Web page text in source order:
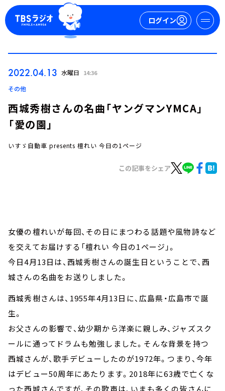
ログイン
お知らせ
イベント・グッズ
会社情報
2022.04.13 水曜日 14:36
その他
西城秀樹さんの名曲「ヤングマンYMCA」
「愛の園」
いすゞ自動車 presents 檀れい 今日の1ページ
この記事をシェア
女優の檀れいが毎回、その日にまつわる話題や風物詩など
を交えてお届けする「檀れい 今日の1ページ」。
今日4月13日は、西城秀樹さんの誕生日ということで、西
城さんの名曲をお送りしました。
西城秀樹さんは、1955年4月13日に、広島県・広島市で誕
生。
お父さんの影響で、幼少期から洋楽に親しみ、ジャズスク
ールに通ってドラムも勉強しました。そんな背景を持つ
西城さんが、歌手デビューしたのが1972年。つまり、今年
はデビュー50周年にあたります。2018年に63歳で亡くな
った西城さんですが、その歌声は、いまも多くの皆さんに